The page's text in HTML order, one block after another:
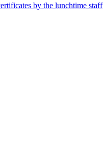
by the lunchtime staff